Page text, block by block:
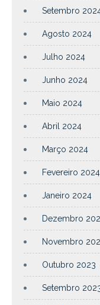
Setembro
Agosto 2024
Julho 2024
Junho 2024
Maio 2024
Abril 2024
Março 2024
Fevereiro 2024
Janeiro 2024
Dezembro
Novembro
Outubro 2023
Setembro